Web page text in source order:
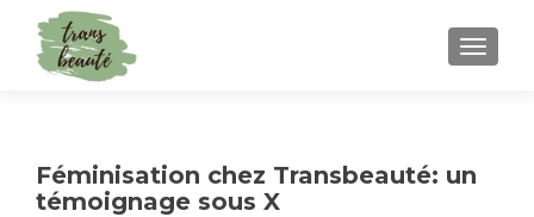
Féminisation chez Transbeauté: un
témoignage sous X